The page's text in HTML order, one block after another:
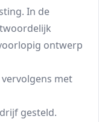
In de
ontwerp
met
gesteld.